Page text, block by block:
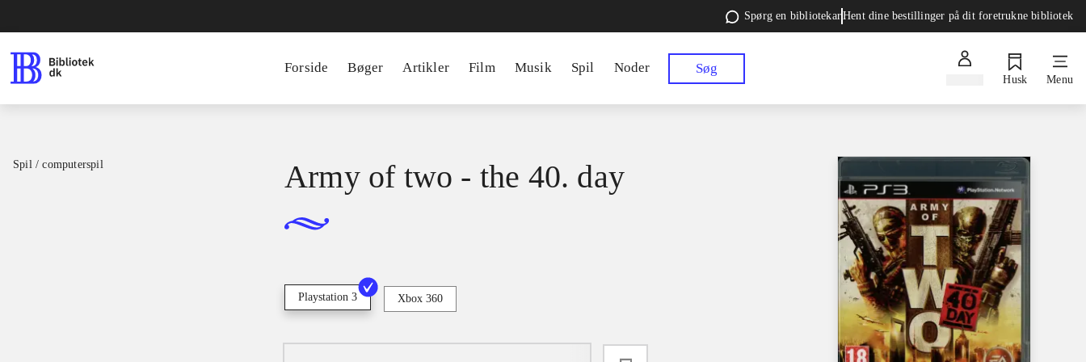
Spørg en bibliotekarHent dine bestillinger på dit foretrukne bibliotek
Forside Bøger Artikler Film Musik Spil Noder Søg
Husk Menu
Spil / computerspil Army of two - the 40. day
Playstation 3 Xbox 360